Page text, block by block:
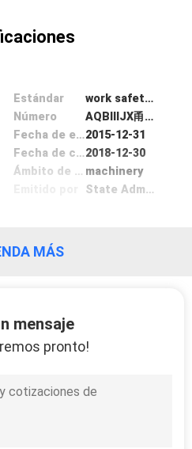
Estándar
work safety standardization
Número
AQBIIIJX甬M2015015
Fecha de emisión2015-12-31
Fecha de caducidad2018-12-30
Ámbito de aplicación / Cocina machinery
State Administration of Work Safety
MÁS
mensaje
pronto!